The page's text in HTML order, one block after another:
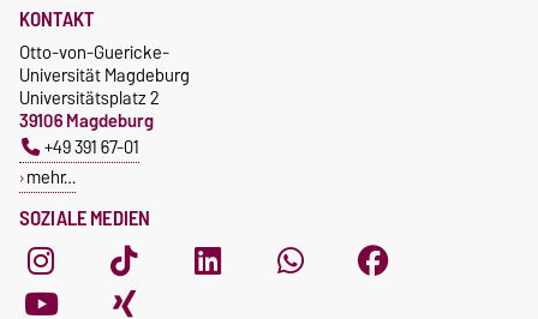
SOZIALE MEDIEN
KONTAKT
Otto-von-Guericke-
Universität Magdeburg
Universitätsplatz 2
39106 Magdeburg
+49 391 67-01
mehr…